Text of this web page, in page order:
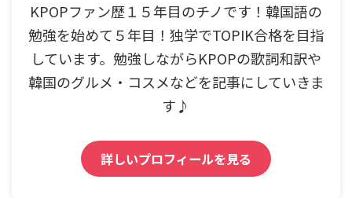
KPOPファン歴１５年目のチノです！韓国語の
勉強を始めて５年目！独学でTOPIK合格を目指
しています。勉強しながらKPOPの歌詞和訳や
韓国のグルメ・コスメなどを記事にしていきま
す♪
詳しいプロフィールを見る